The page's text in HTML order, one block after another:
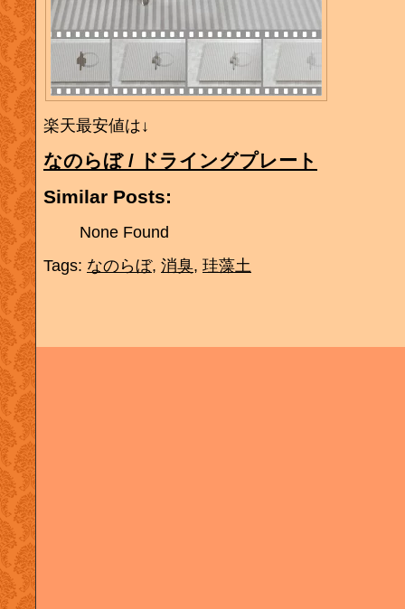
楽天最安値は↓
なのらぼ / ドライングプレート
Similar Posts:
None Found
Tags: なのらぼ, 消臭, 珪藻土